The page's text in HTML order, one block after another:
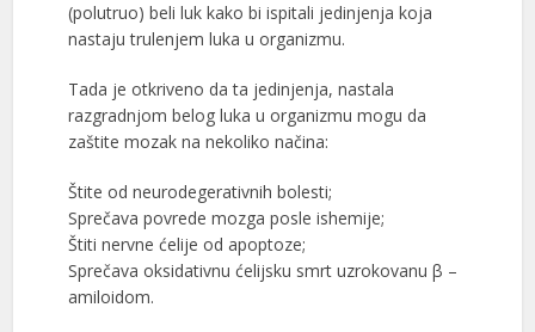
(polutruo) beli luk kako bi ispitali jedinjenja koja
nastaju trulenjem luka u organizmu.
Tada je otkriveno da ta jedinjenja, nastala
razgradnjom belog luka u organizmu mogu da
zaštite mozak na nekoliko načina:
Štite od neurodegerativnih bolesti;
Sprečava povrede mozga posle ishemije;
Štiti nervne ćelije od apoptoze;
Sprečava oksidativnu ćelijsku smrt uzrokovanu β –
amiloidom.